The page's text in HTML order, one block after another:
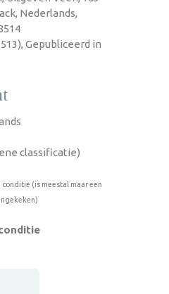
Nederlands,
Gepubliceerd in
classificatie)
(is meestal maar een